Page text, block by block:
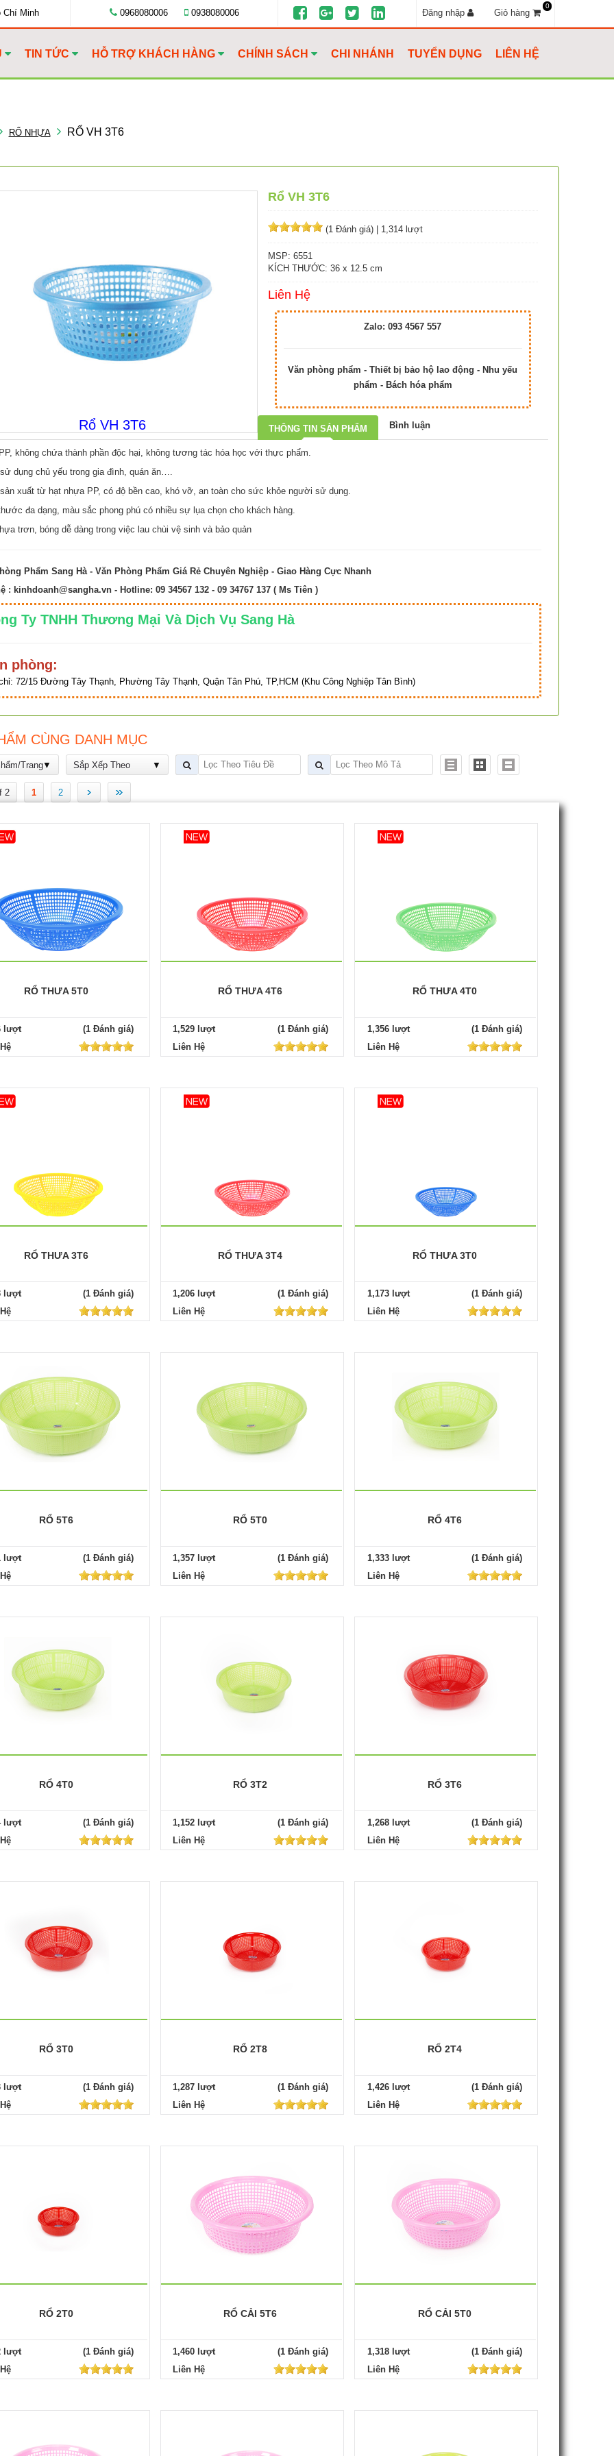
Chí Minh 0968080006 0938080006 Đăng nhập Giỏ hàng
0
TIN TỨC HỖ TRỢ KHÁCH HÀNG CHÍNH SÁCH CHI NHÁNH TUYỂN DỤNG LIÊN HỆ
RỔ NHỰA RỔ VH 3T6
Rổ VH 3T6
Rổ VH 3T6
(1 Đánh giá) | 1,314 lượt
MSP: 6551
KÍCH THƯỚC: 36 x 12.5 cm
Liên Hệ
Zalo: 093 4567 557
Văn phòng phẩm - Thiết bị bảo hộ lao động - Nhu yếu
phẩm - Bách hóa phẩm
THÔNG TIN SẢN PHẨM Bình luận
không chứa thành phần độc hại, không tương tác hóa học với thực phẩm.
dụng chủ yếu trong gia đình, quán ăn….
xuất từ hạt nhựa PP, có độ bền cao, khó vỡ, an toàn cho sức khỏe người sử dụng.
đa dạng, màu sắc phong phú có nhiều sự lụa chọn cho khách hàng.
trơn, bóng dễ dàng trong việc lau chùi vệ sinh và bảo quản
Phẩm Sang Hà - Văn Phòng Phẩm Giá Rẻ Chuyên Nghiệp - Giao Hàng Cực Nhanh
: kinhdoanh@sangha.vn- Hotline: 09 34567 132 - 09 34767 137 ( Ms Tiên )
Ty TNHH Thương Mại Và Dịch Vụ Sang Hà
phòng:
72/15 Đường Tây Thạnh, Phường Tây Thạnh, Quận Tân Phú, TP,HCM (Khu Công Nghiệp Tân Bình)
CÙNG DANH MỤC
Trang Sắp Xếp Theo
2 1 2 › »
RỔ THƯA 5T0
lượt
(1 Đánh giá)
RỔ THƯA 4T6
1,529 lượt
(1 Đánh giá)
Liên Hệ
RỔ THƯA 4T0
1,356 lượt
(1 Đánh giá)
Liên Hệ
RỔ THƯA 3T6
lượt
(1 Đánh giá)
RỔ THƯA 3T4
1,206 lượt
(1 Đánh giá)
Liên Hệ
RỔ THƯA 3T0
1,173 lượt
(1 Đánh giá)
Liên Hệ
RỔ 5T6
lượt
(1 Đánh giá)
RỔ 5T0
1,357 lượt
(1 Đánh giá)
Liên Hệ
RỔ 4T6
1,333 lượt
(1 Đánh giá)
Liên Hệ
RỔ 4T0
lượt
(1 Đánh giá)
RỔ 3T2
1,152 lượt
(1 Đánh giá)
Liên Hệ
RỔ 3T6
1,268 lượt
(1 Đánh giá)
Liên Hệ
RỔ 3T0
lượt
(1 Đánh giá)
RỔ 2T8
1,287 lượt
(1 Đánh giá)
Liên Hệ
RỐ 2T4
1,426 lượt
(1 Đánh giá)
Liên Hệ
RỔ 2T0
lượt
(1 Đánh giá)
RỔ CẢI 5T6
1,460 lượt
(1 Đánh giá)
Liên Hệ
RỔ CẢI 5T0
1,318 lượt
(1 Đánh giá)
Liên Hệ